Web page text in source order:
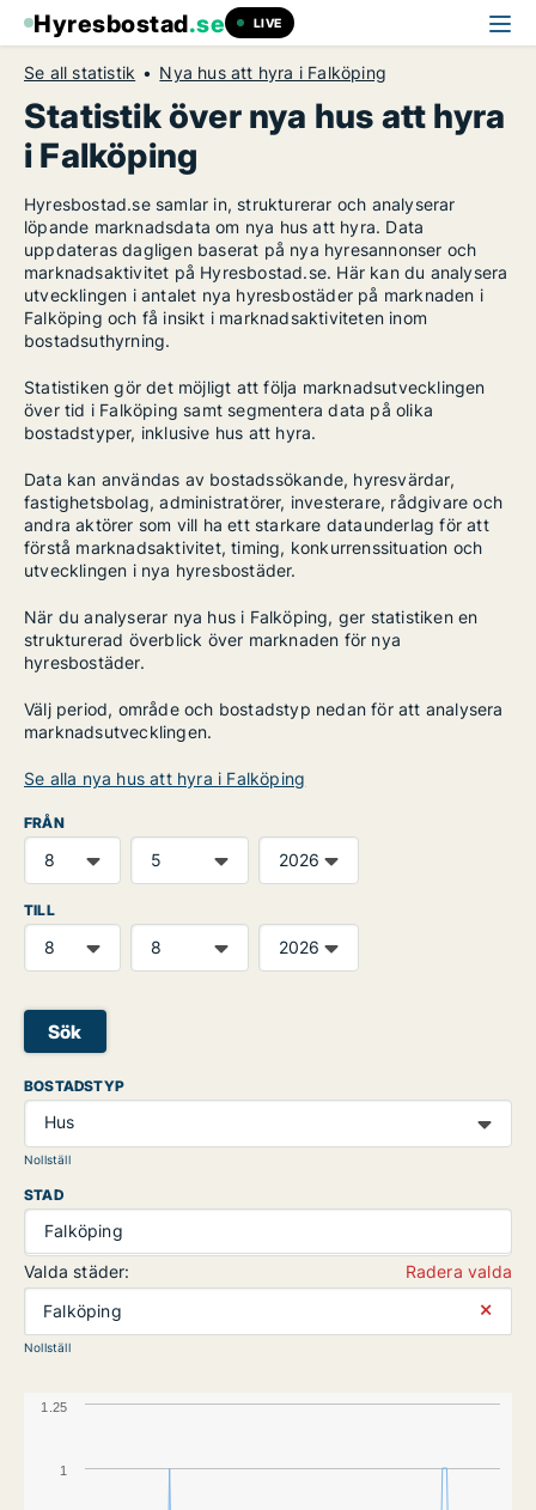
Hyresbostad.se LIVE
Se all statistik Nya hus att hyra i Falköping
Statistik över nya hus att hyra
i Falköping
Hyresbostad.se samlar in, strukturerar och analyserar
löpande marknadsdata om nya hus att hyra. Data
uppdateras dagligen baserat på nya hyresannonser och
marknadsaktivitet på Hyresbostad.se. Här kan du analysera
utvecklingen i antalet nya hyresbostäder på marknaden i
Falköping och få insikt i marknadsaktiviteten inom
bostadsuthyrning.
Statistiken gör det möjligt att följa marknadsutvecklingen
över tid i Falköping samt segmentera data på olika
bostadstyper, inklusive hus att hyra.
Data kan användas av bostadssökande, hyresvärdar,
fastighetsbolag, administratörer, investerare, rådgivare och
andra aktörer som vill ha ett starkare dataunderlag för att
förstå marknadsaktivitet, timing, konkurrenssituation och
utvecklingen i nya hyresbostäder.
När du analyserar nya hus i Falköping, ger statistiken en
strukturerad överblick över marknaden för nya
hyresbostäder.
Välj period, område och bostadstyp nedan för att analysera
marknadsutvecklingen.
Se alla nya hus att hyra i Falköping
FRÅN
TILL
Sök
BOSTADSTYP
Hus
Nollställ
STAD
Falköping
Valda städer:
Radera valda
Falköping
⨯
Nollställ
1
1.25